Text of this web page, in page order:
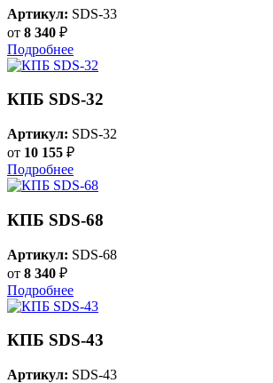
Артикул: SDS-33
от 8 340 ₽
Подробнее
КПБ SDS-32
Артикул: SDS-32
от 10 155 ₽
Подробнее
КПБ SDS-68
Артикул: SDS-68
от 8 340 ₽
Подробнее
КПБ SDS-43
Артикул: SDS-43